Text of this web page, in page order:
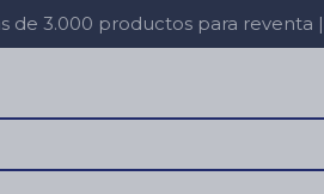
de 3.000 productos para